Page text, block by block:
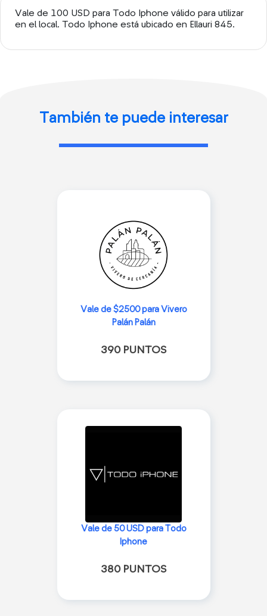
Vale de 100 USD para Todo Iphone válido para utilizar
en el local. Todo Iphone está ubicado en Ellauri 845.
También te puede interesar
Vale de $2500 para Vivero
Palán Palán
390 PUNTOS
Vale de 50 USD para Todo
Iphone
380 PUNTOS